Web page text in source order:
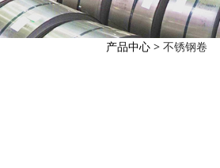
产品中心 >不锈钢卷